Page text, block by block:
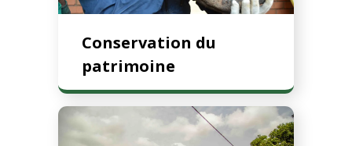
Conservation du
patrimoine